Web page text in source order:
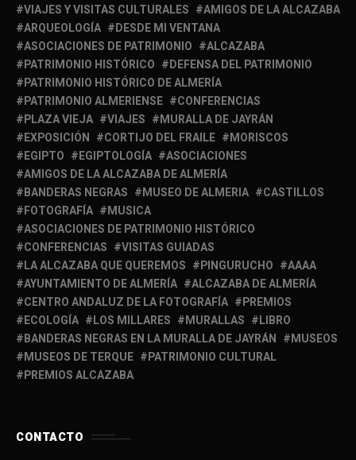
VIAJES Y VISITAS CULTURALES
AMIGOS DE LA ALCAZABA
ARQUEOLOGÍA
DESDE MI VENTANA
ASOCIACIONES DE PATRIMONIO
ALCAZABA
PATRIMONIO HISTÓRICO
DEFENSA DEL PATRIMONIO
PATRIMONIO HISTÓRICO DE ALMERÍA
PATRIMONIO ALMERIENSE
CONFERENCIAS
PLAZA VIEJA
VIAJES
MURALLA DE JAYRÁN
EXPOSICIÓN
CORTIJO DEL FRAILE
MORISCOS
EGIPTO
EGIPTOLOGÍA
ASOCIACIONES
AMIGOS DE LA ALCAZABA DE ALMERÍA
BANDERAS NEGRAS
MUSEO DE ALMERIA
CASTILLOS
FOTOGRAFÍA
MUSICA
ASOCIACIONES DE PATRIMONIO HISTÓRICO
CONFERENCIAS
VISITAS GUIADAS
LA ALCAZABA QUE QUEREMOS
PINGURUCHO
AAAA
AYUNTAMIENTO DE ALMERÍA
ALCAZABA DE ALMERÍA
CENTRO ANDALUZ DE LA FOTOGRAFÍA
PREMIOS
ECOLOGÍA
LOS MILLARES MURALLAS
LIBRO
BANDERAS NEGRAS EN LA MURALLA DE JAYRÁN
MUSEOS
MUSEOS DE TERQUE
PATRIMONIO CULTURAL
PREMIOS ALCAZABA
CONTACTO